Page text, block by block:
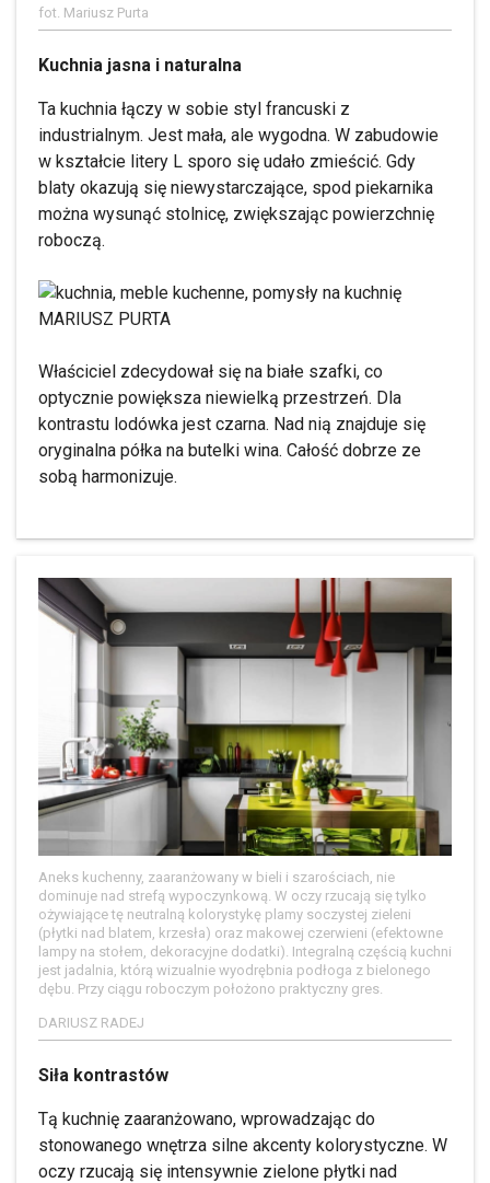
fot. Mariusz Purta
Kuchnia jasna i naturalna
Ta kuchnia łączy w sobie styl francuski z
industrialnym. Jest mała, ale wygodna. W zabudowie
w kształcie litery L sporo się udało zmieścić. Gdy
blaty okazują się niewystarczające, spod piekarnika
można wysunąć stolnicę, zwiększając powierzchnię
roboczą.
MARIUSZ PURTA
Właściciel zdecydował się na białe szafki, co
optycznie powiększa niewielką przestrzeń. Dla
kontrastu lodówka jest czarna. Nad nią znajduje się
oryginalna półka na butelki wina. Całość dobrze ze
sobą harmonizuje.
Aneks kuchenny, zaaranżowany w bieli i szarościach, nie
dominuje nad strefą wypoczynkową. W oczy rzucają się tylko
ożywiające tę neutralną kolorystykę plamy soczystej zieleni
(płytki nad blatem, krzesła) oraz makowej czerwieni (efektowne
lampy na stołem, dekoracyjne dodatki). Integralną częścią kuchni
jest jadalnia, którą wizualnie wyodrębnia podłoga z bielonego
dębu. Przy ciągu roboczym położono praktyczny gres.
DARIUSZ RADEJ
Siła kontrastów
Tą kuchnię zaaranżowano, wprowadzając do
stonowanego wnętrza silne akcenty kolorystyczne. W
oczy rzucają się intensywnie zielone płytki nad